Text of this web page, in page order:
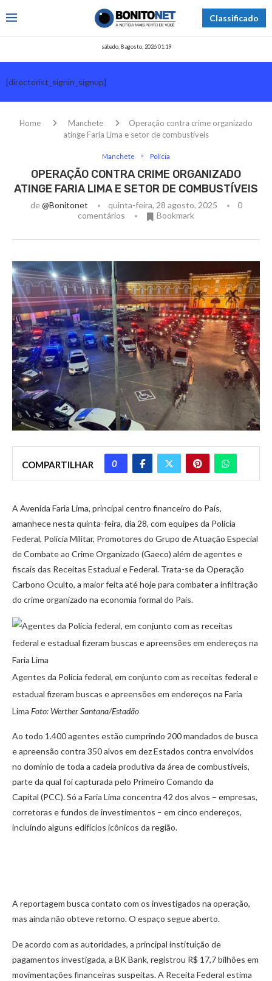
Classificado
sábado, 8 agosto, 2026 01:19
[directorist_signin_signup]
Home Manchete
Operação contra crime organizado
atinge Faria Lima e setor de combustíveis
Manchete Polícia
OPERAÇÃO CONTRA CRIME ORGANIZADO
ATINGE FARIA LIMA E SETOR DE COMBUSTÍVEIS
de@bonitonet quinta-feira, 28 agosto, 2025
0
comentários
Bookmark
COMPARTILHAR 0
A Avenida Faria Lima, principal centro financeiro do País,
amanhece nesta quinta-feira, dia 28, com equipes da Polícia
Federal, Polícia Militar, Promotores do Grupo de Atuação Especial
de Combate ao Crime Organizado (Gaeco) além de agentes e
fiscais das Receitas Estadual e Federal. Trata-se da Operação
Carbono Oculto, a maior feita até hoje para combater a infiltração
do crime organizado na economia formal do País.
Agentes da Polícia federal, em conjunto com as receitas federal e
estadual fizeram buscas e apreensões em endereços na Faria
Lima Foto: Werther Santana/Estadão
Ao todo 1.400 agentes estão cumprindo 200 mandados de busca
e apreensão contra 350 alvos em dez Estados contra envolvidos
no domínio de toda a cadeia produtiva da área de combustíveis,
parte da qual foi capturada pelo Primeiro Comando da
Capital (PCC). Só a Faria Lima concentra 42 dos alvos – empresas,
corretoras e fundos de investimentos – em cinco endereços,
incluíndo alguns edifícios icônicos da região.
A reportagem busca contato com os investigados na operação,
mas ainda não obteve retorno. O espaço segue aberto.
De acordo com as autoridades, a principal instituição de
pagamentos investigada, a BK Bank, registrou R$ 17,7 bilhões em
movimentações financeiras suspeitas. A Receita Federal estima